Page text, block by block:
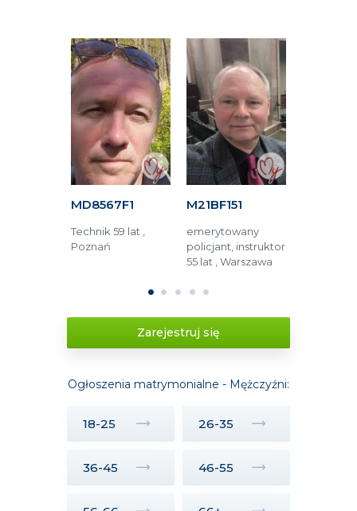
MD8567F1
Technik 59 lat ,
Poznań
M21BF151
emerytowany
policjant, instruktor
55 lat , Warszawa
1 2 3 4 5
Zarejestruj się
Ogłoszenia matrymonialne - Mężczyźni:
18-25 26-35
36-45 46-55